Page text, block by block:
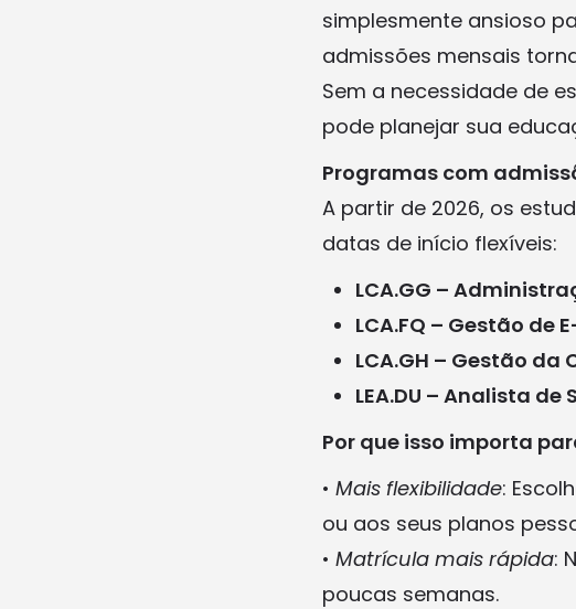
simplesmente ansioso
admissões mensais
Sem a necessidade de
pode planejar sua
Programas com
A partir de 2026, os
datas de início flexíveis:
LCA.GG –
LCA.FQ – Gestão de
LCA.GH – Gestão
LEA.DU – Analista
Por que isso importa
• Mais flexibilidade:
ou aos seus planos
• Matrícula mais rápida:
poucas semanas.